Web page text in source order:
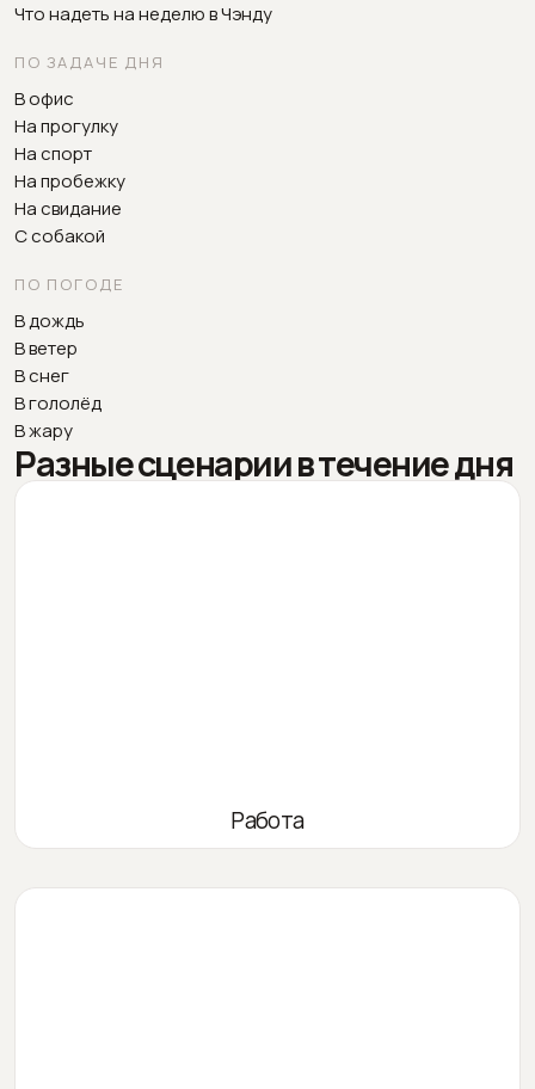
Что надеть на неделю в Чэнду
ПО ЗАДАЧЕ ДНЯ
В офис
На прогулку
На спорт
На пробежку
На свидание
С собакой
ПО ПОГОДЕ
В дождь
В ветер
В снег
В гололёд
В жару
Разные сценарии в течение дня
Работа